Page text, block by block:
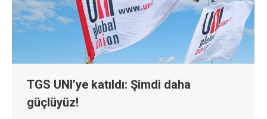
TGS UNI’ye katıldı: Şimdi daha
güçlüyüz!